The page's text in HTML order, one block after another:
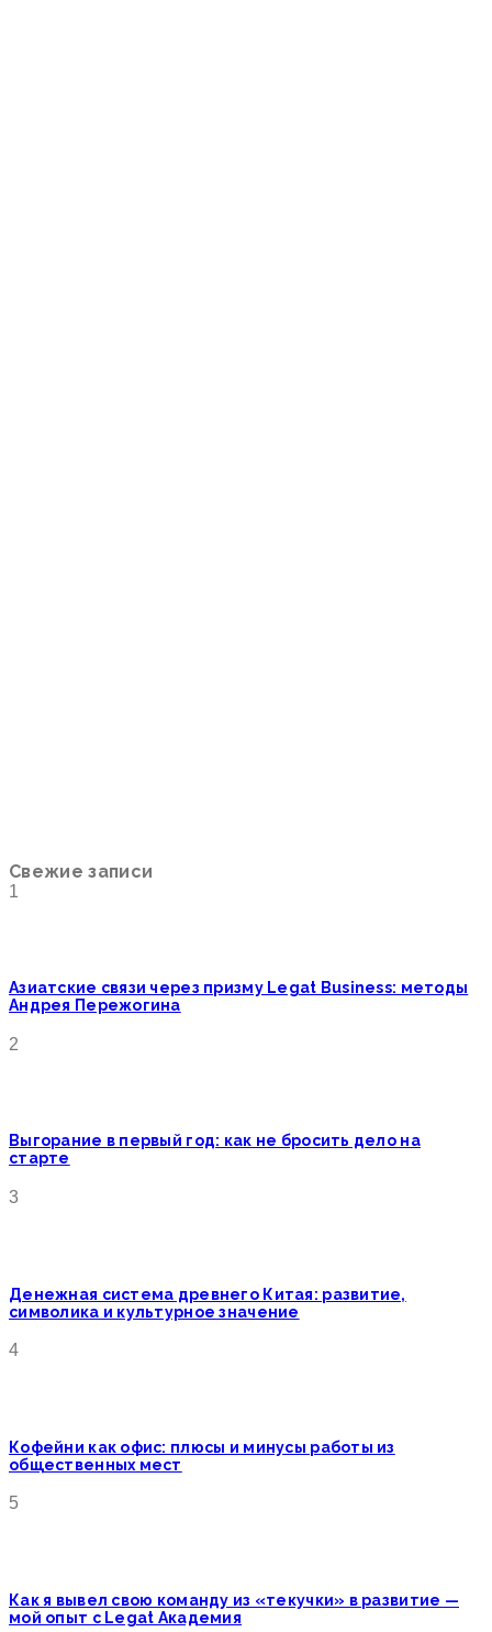
Свежие записи
1
Азиатские связи через призму Legat Business: методы
Андрея Пережогина
2
Выгорание в первый год: как не бросить дело на
старте
3
Денежная система древнего Китая: развитие,
символика и культурное значение
4
Кофейни как офис: плюсы и минусы работы из
общественных мест
5
Как я вывел свою команду из «текучки» в развитие —
мой опыт с Legat Академия